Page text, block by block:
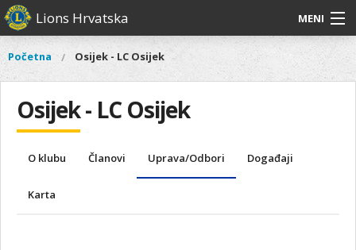
Skoči
na
sadržaj
Lions Hrvatska MENI
O nama
Naši projekti
Aktivnosti
Glavni
O
nama
Distrikt
126
Aktivnosti
Vi
ste
ovdje
Početna Osijek - LC Osijek
Osijek - LC Osijek
O klubu Članovi Uprava/Odbori Događaji
Karta